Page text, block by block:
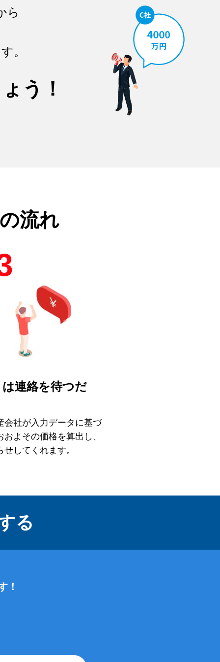
ら
。
う！
流れ
連絡を待つだ
会社が入力データに基づ
およその価格を算出し、
せしてくれます。
る
！